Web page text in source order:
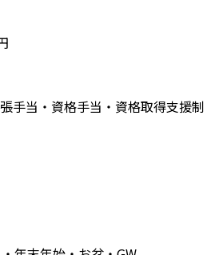
手当・資格手当・資格取得支援制